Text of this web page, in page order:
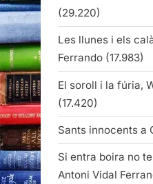
(29.220)
Les llunes i els
Ferrando (17.983)
El soroll i la fúria,
(17.420)
Sants innocents a
Si entra boira no
Antoni Vidal